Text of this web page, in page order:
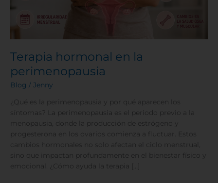
Terapia hormonal en la
perimenopausia
Blog /Jenny
¿Qué es la perimenopausia y por qué aparecen los
síntomas? La perimenopausia es el periodo previo a la
menopausia, donde la producción de estrógeno y
progesterona en los ovarios comienza a fluctuar. Estos
cambios hormonales no solo afectan el ciclo menstrual,
sino que impactan profundamente en el bienestar físico y
emocional. ¿Cómo ayuda la terapia […]